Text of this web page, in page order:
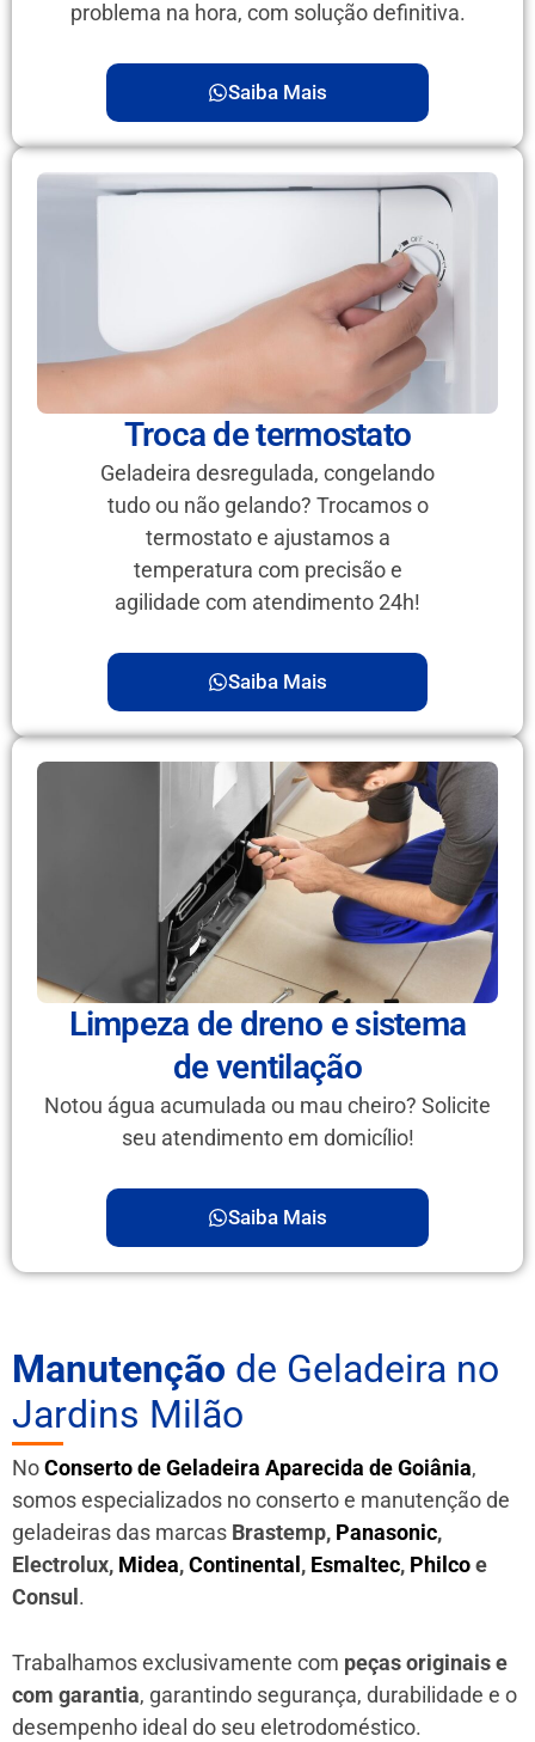
problema na hora, com solução definitiva.
Saiba Mais
Troca de termostato
Geladeira desregulada, congelando
tudo ou não gelando? Trocamos o
termostato e ajustamos a
temperatura com precisão e
agilidade com atendimento 24h!
Saiba Mais
Limpeza de dreno e sistema
de ventilação
Notou água acumulada ou mau cheiro? Solicite
seu atendimento em domicílio!
Saiba Mais
Manutenção de Geladeira no
Jardins Milão
NoConserto de Geladeira Aparecida de Goiânia,
somos especializados no conserto e manutenção de
geladeiras das marcas Brastemp, Panasonic,
Electrolux, Midea,Continental, Esmaltec, Philcoe
Consul.
Trabalhamos exclusivamente com peças originais e
com garantia, garantindo segurança, durabilidade e o
desempenho ideal do seu eletrodoméstico.